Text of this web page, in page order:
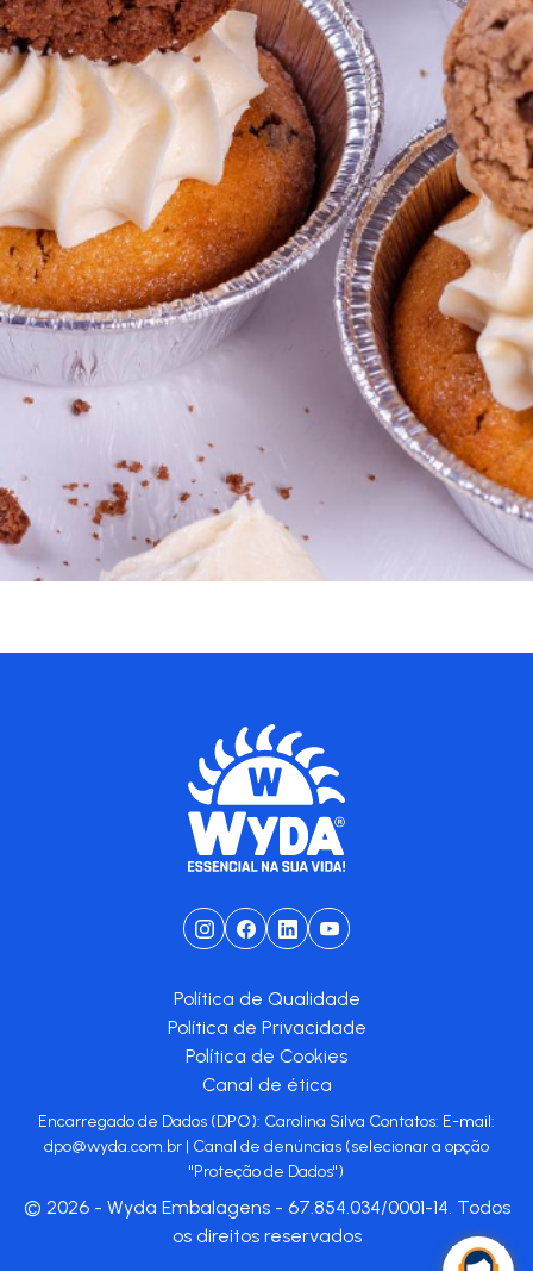
Política de Qualidade
Política de Privacidade
Política de Cookies
Canal de ética
Encarregado de Dados (DPO): Carolina Silva Contatos: E-mail:
dpo@wyda.com.br | Canal de denúncias (selecionar a opção
"Proteção de Dados")
© 2026 - Wyda Embalagens - 67.854.034/0001-14. Todos
os direitos reservados